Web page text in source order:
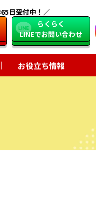
日受付中！
らくらく
LINEでお問い合わせ
お役立ち情報
close